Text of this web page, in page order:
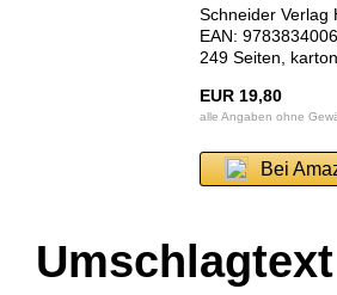
Schneider Verlag
EAN:
249 Seiten,
EUR 19,80
alle Angaben ohne
Bei
Umschlagtext